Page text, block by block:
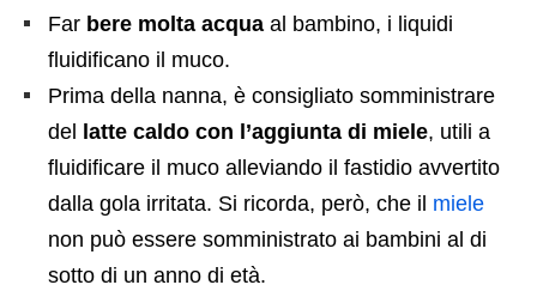
Far bere molta acqua al bambino, i liquidi
fluidificano il muco.
Prima della nanna, è consigliato somministrare
del latte caldo con l’aggiunta di miele, utili a
fluidificare il muco alleviando il fastidio avvertito
dalla gola irritata. Si ricorda, però, che il miele
non può essere somministrato ai bambini al di
sotto di un anno di età.